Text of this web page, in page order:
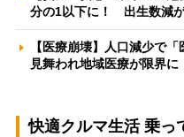
分の1以下に！ 出生数減
【医療崩壊】人口減少で
見舞われ地域医療が限界
快適クルマ生活 乗っ